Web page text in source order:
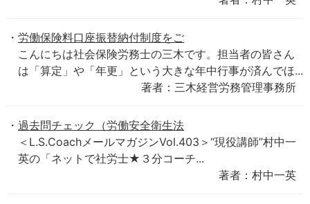
労働保険料口座振替納付制度をご
こんにちは社会保険労務士の三木です。担当者の皆さん
は「算定」や「年更」という大きな年中行事が済んでほ...
著者：三木経営労務管理事務所
過去問チェック（労働安全衛生法
＜L.S.CoachメールマガジンVol.403＞“現役講師”村中一
英の「ネットで社労士★３分コーチ...
著者：村中一英